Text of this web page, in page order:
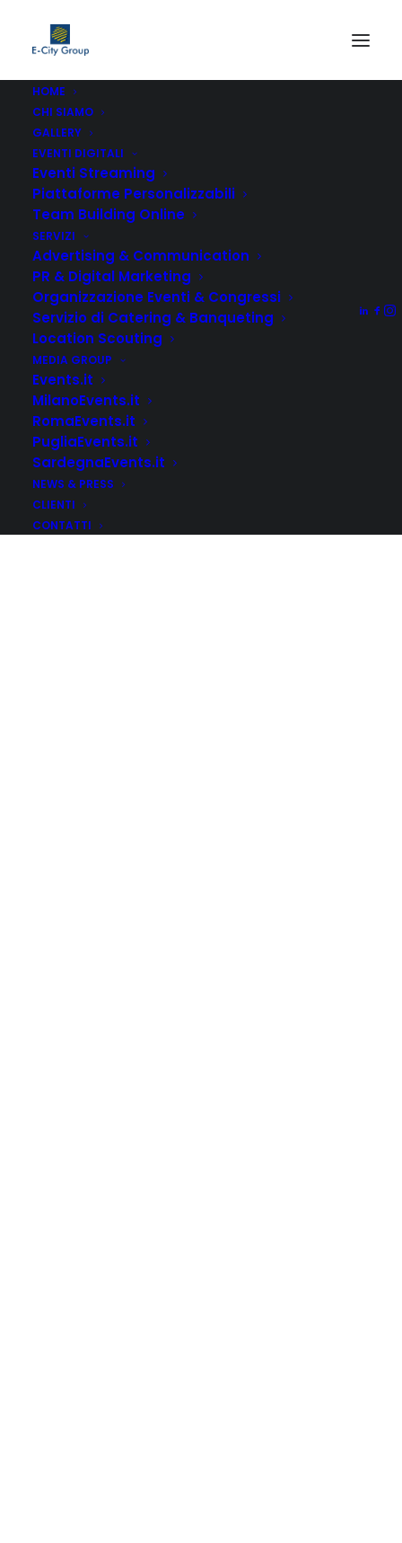
HOME
CHI SIAMO
GALLERY
EVENTI DIGITALI
Eventi Streaming
Piattaforme Personalizzabili
Team Building Online
SERVIZI
Advertising & Communication
PR & Digital Marketing
Organizzazione Eventi & Congressi
Servizio di Catering & Banqueting
Location Scouting
MEDIA GROUP
Events.it
MilanoEvents.it
RomaEvents.it
PugliaEvents.it
SardegnaEvents.it
NEWS & PRESS
CLIENTI
CONTATTI
Media Gallery
Images, video and audio galleries in just 1
click! Combine from over 50+ settings to
create your very own style.